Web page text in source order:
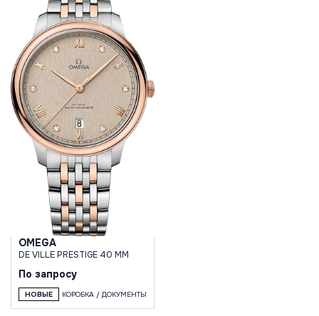
OMEGA
DE VILLE PRESTIGE 40 MM
По запросу
НОВЫЕ КОРОБКА / ДОКУМЕНТЫ